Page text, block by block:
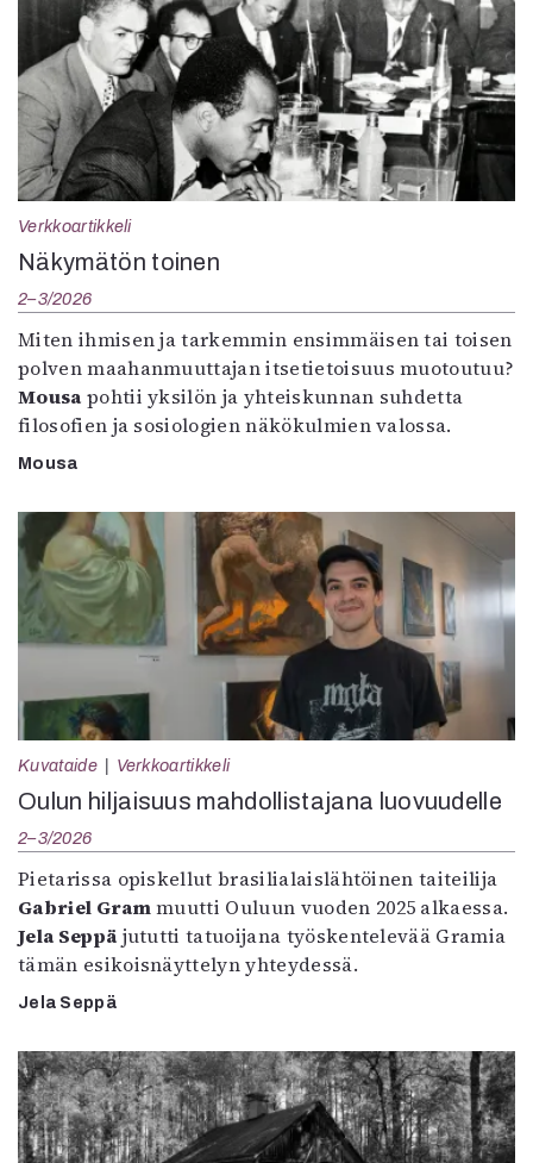
Verkkoartikkeli
Näkymätön toinen
2–3/2026
Miten ihmisen ja tarkemmin ensimmäisen tai toisen
polven maahanmuuttajan itsetietoisuus muotoutuu?
Mousa pohtii yksilön ja yhteiskunnan suhdetta
filosofien ja sosiologien näkökulmien valossa.
Mousa
Kuvataide Verkkoartikkeli
Oulun hiljaisuus mahdollistajana luovuudelle
2–3/2026
Pietarissa opiskellut brasilialaislähtöinen taiteilija
Gabriel Grammuutti Ouluun vuoden 2025 alkaessa.
Jela Seppä jututti tatuoijana työskentelevää Gramia
tämän esikoisnäyttelyn yhteydessä.
Jela Seppä